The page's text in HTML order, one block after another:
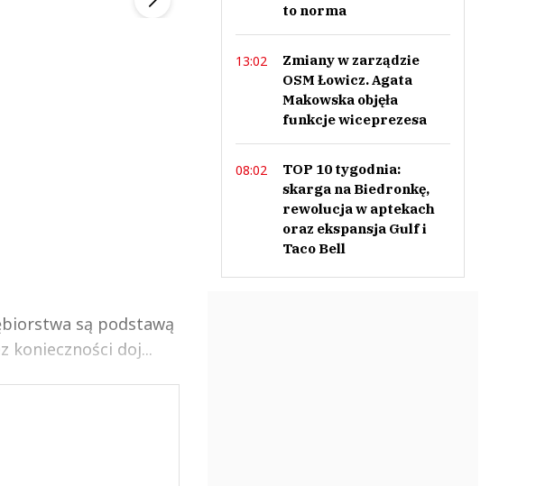
są podstawą
konieczności doj...
to norma
13:02
Zmiany w zarządzie
OSM Łowicz. Agata
Makowska objęła
funkcje wiceprezesa
08:02
TOP 10 tygodnia:
skarga na Biedronkę,
rewolucja w aptekach
oraz ekspansja Gulf i
Taco Bell